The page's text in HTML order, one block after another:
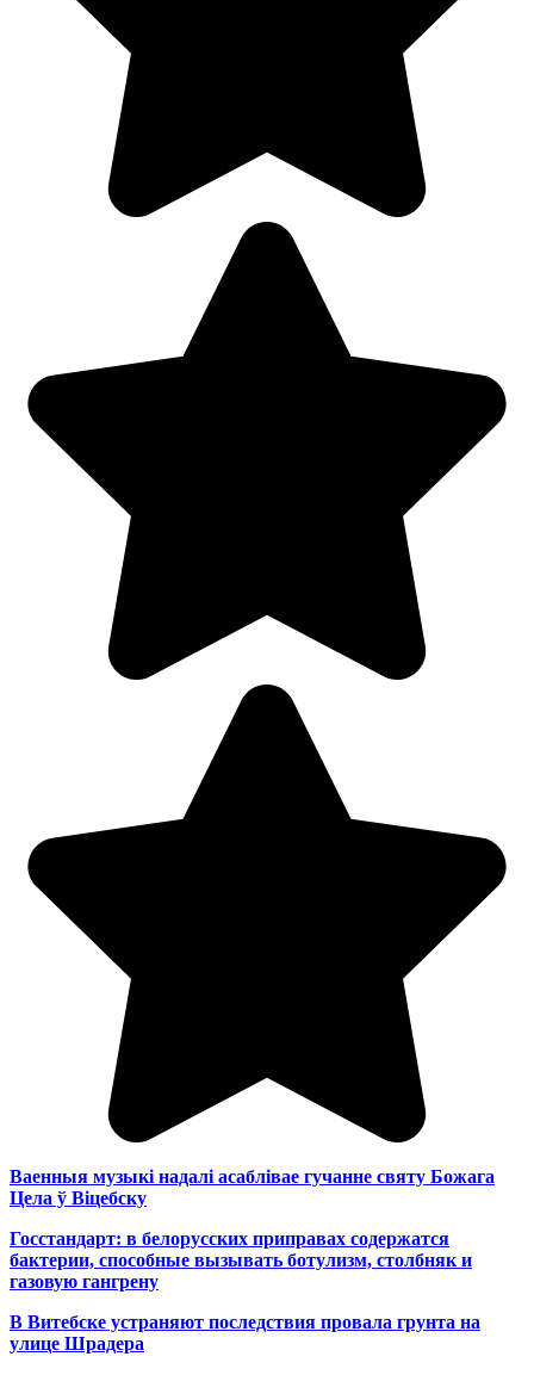
Ваенныя музыкі надалі асаблівае гучанне святу Божага
Цела ў Віцебску
Госстандарт: в белорусских приправах содержатся
бактерии, способные вызывать ботулизм, столбняк и
газовую гангрену
В Витебске устраняют последствия провала грунта на
улице Шрадера